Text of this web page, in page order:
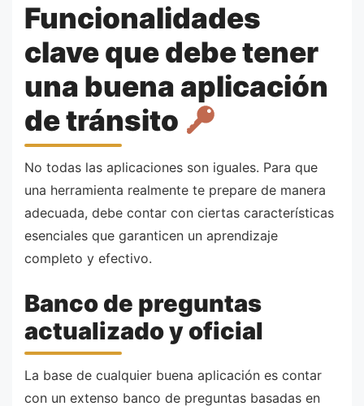
Funcionalidades
clave que debe tener
una buena aplicación
de tránsito
No todas las aplicaciones son iguales. Para que
una herramienta realmente te prepare de manera
adecuada, debe contar con ciertas características
esenciales que garanticen un aprendizaje
completo y efectivo.
Banco de preguntas
actualizado y oficial
La base de cualquier buena aplicación es contar
con un extenso banco de preguntas basadas en